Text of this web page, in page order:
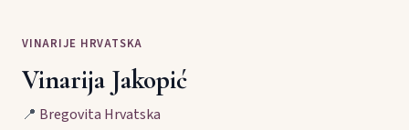
VINARIJE HRVATSKA
Vinarija Jakopić
📍 Bregovita Hrvatska